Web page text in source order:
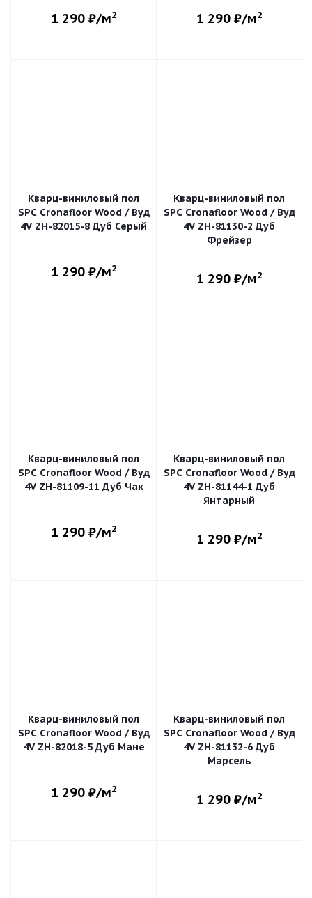
1 290₽/м2 1 290₽/м2
Кварц-виниловый пол
SPC Cronafloor Wood / Вуд
4V ZH-82015-8 Дуб Серый
1 290₽/м2
Кварц-виниловый пол
SPC Cronafloor Wood / Вуд
4V ZH-81130-2 Дуб
Фрейзер
1 290₽/м2
Кварц-виниловый пол
SPC Cronafloor Wood / Вуд
4V ZH-81109-11 Дуб Чак
1 290₽/м2
Кварц-виниловый пол
SPC Cronafloor Wood / Вуд
4V ZH-81144-1 Дуб
Янтарный
1 290₽/м2
Кварц-виниловый пол
SPC Cronafloor Wood / Вуд
4V ZH-82018-5 Дуб Мане
1 290₽/м2
Кварц-виниловый пол
SPC Cronafloor Wood / Вуд
4V ZH-81132-6 Дуб
Марсель
1 290₽/м2